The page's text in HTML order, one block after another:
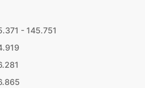
- 145.751